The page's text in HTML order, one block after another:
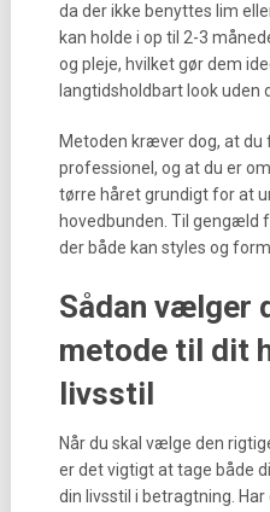
da der ikke benyttes lim
kan holde i op til 2-3
og pleje, hvilket gør dem
langtidsholdbart look uden
Metoden kræver dog, at du
professionel, og at du er
tørre håret grundigt for at
hovedbunden. Til gengæld
der både kan styles og
Sådan vælger
metode til dit
livsstil
Når du skal vælge den
er det vigtigt at tage både
din livsstil i betragtning.